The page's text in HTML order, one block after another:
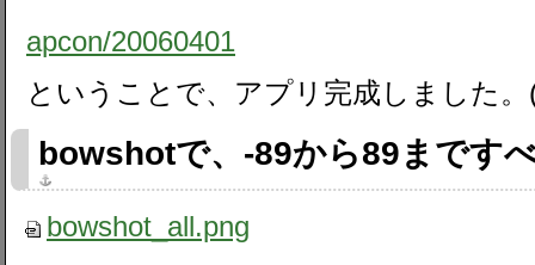
apcon​/20060401
ということで、アプリ完成しました。
bowshotで、-89から89まです
bowshot_all.png